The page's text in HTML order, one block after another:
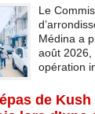
Le
Médina a
août 2026,
opération
de Kush